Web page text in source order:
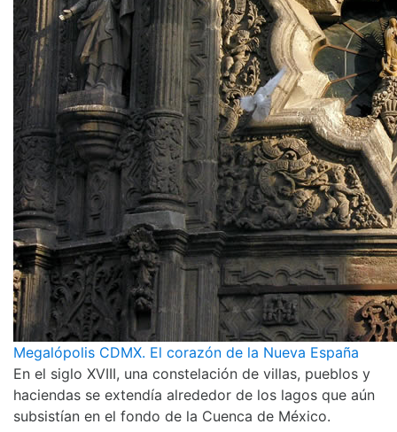
Megalópolis CDMX. El corazón de la Nueva España
En el siglo XVIII, una constelación de villas, pueblos y
haciendas se extendía alrededor de los lagos que aún
subsistían en el fondo de la Cuenca de México.